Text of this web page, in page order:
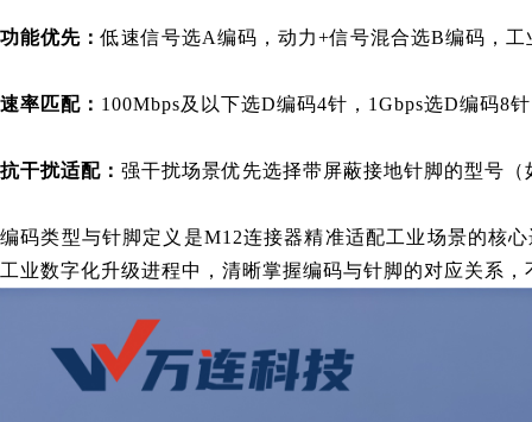
功能优先：低速信号选A编码，动力+信号混合选B编码，
速率匹配： 100Mbps及以下选D编码4针，1Gbps选D编码8
抗干扰适配： 强干扰场景优先选择带屏蔽接地针脚的型号
编码类型与针脚定义是M12连接器精准适配工业场景的核
工业数字化升级进程中，清晰掌握编码与针脚的对应关系